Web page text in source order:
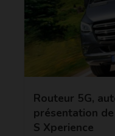
Routeur 5G,
présentation de
S Xperience